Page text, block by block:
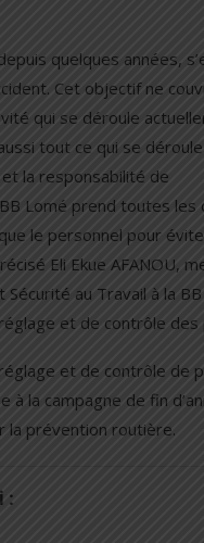
quelques années,
Cet objectif ne
qui se déroule
tout ce qui se
et la responsabilité de
Lomé prend toutes les
le personnel pour
Eli Ekue AFANOU,
Sécurité au Travail à la
et de contrôle des
et de contrôle de
à la campagne de fin
la prévention routière.
: